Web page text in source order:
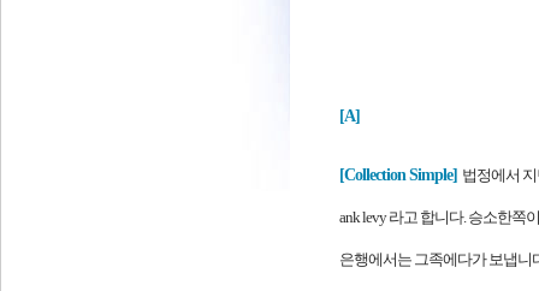
[A]
[Collection Simple] 법정에서
ank levy 라고 합니다. 승소한쪽
은행에서는 그족에다가 보냅니